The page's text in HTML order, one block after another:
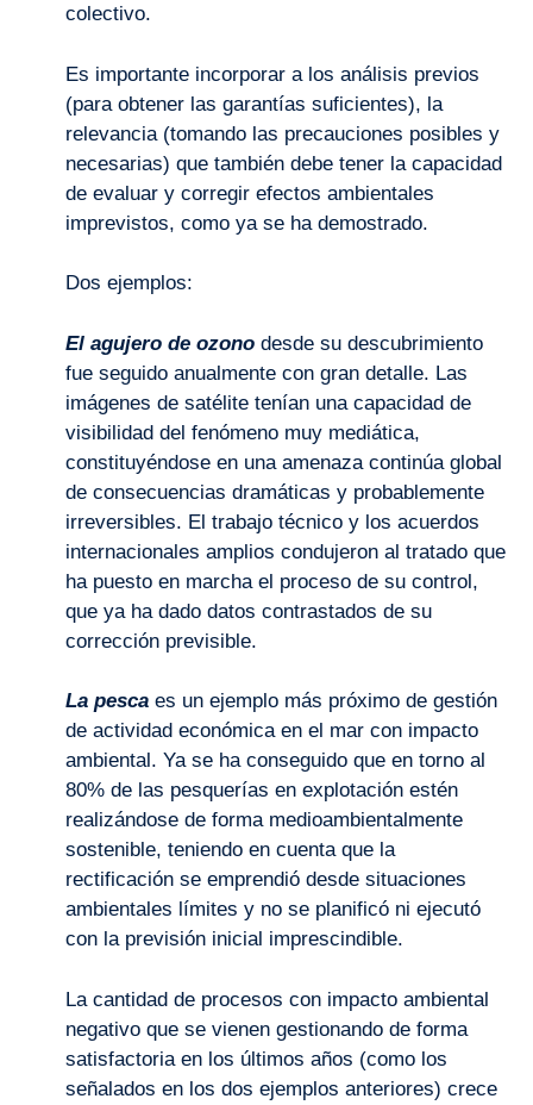
colectivo.
Es importante incorporar a los análisis previos
(para obtener las garantías suficientes), la
relevancia (tomando las precauciones posibles y
necesarias) que también debe tener la capacidad
de evaluar y corregir efectos ambientales
imprevistos, como ya se ha demostrado.
Dos ejemplos:
El agujero de ozonodesde su descubrimiento
fue seguido anualmente con gran detalle. Las
imágenes de satélite tenían una capacidad de
visibilidad del fenómeno muy mediática,
constituyéndose en una amenaza continúa global
de consecuencias dramáticas y probablemente
irreversibles. El trabajo técnico y los acuerdos
internacionales amplios condujeron al tratado que
ha puesto en marcha el proceso de su control,
que ya ha dado datos contrastados de su
corrección previsible.
La pescaes un ejemplo más próximo de gestión
de actividad económica en el mar con impacto
ambiental. Ya se ha conseguido que en torno al
80% de las pesquerías en explotación estén
realizándose de forma medioambientalmente
sostenible, teniendo en cuenta que la
rectificación se emprendió desde situaciones
ambientales límites y no se planificó ni ejecutó
con la previsión inicial imprescindible.
La cantidad de procesos con impacto ambiental
negativo que se vienen gestionando de forma
satisfactoria en los últimos años (como los
señalados en los dos ejemplos anteriores) crece